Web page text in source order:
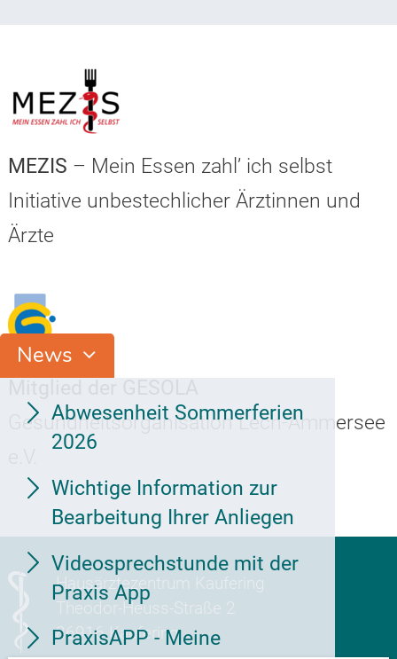
MEZIS – Mein Essen zahl’ ich selbst
Initiative unbestechlicher Ärztinnen und
Ärzte
Gesundheitsorganisation Lech-Ammersee
News
Abwesenheit Sommerferien
2026
Wichtige Information zur
Bearbeitung Ihrer Anliegen
Videosprechstunde mit der
Praxis App
PraxisAPP - Meine
Hausärztezentrum Kaufering
Theodor-Heuss-Straße 2
86916 Kaufering